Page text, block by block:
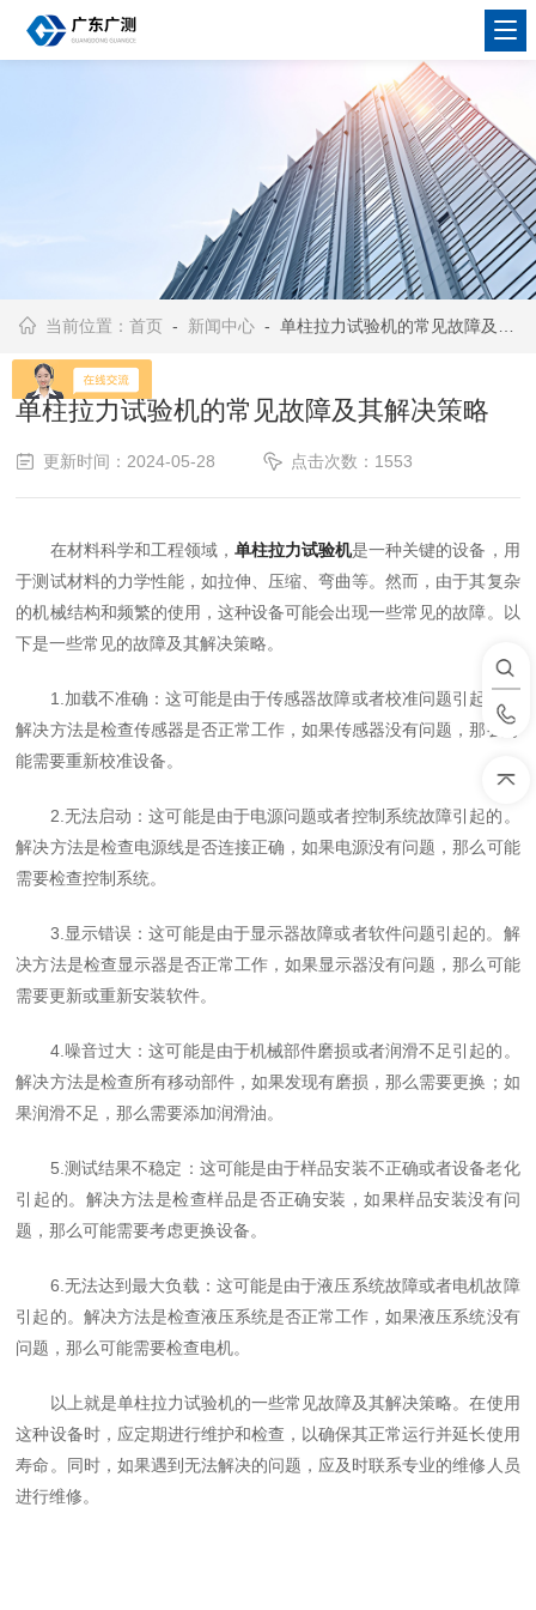
当前位置：首页 - 新闻中心 - 单柱拉力试验机的常见故障及其解决策略
单柱拉力试验机的常见故障及其解决策略
更新时间：2024-05-28 点击次数：1553
在材料科学和工程领域， 单柱拉力试验机是一种关键的设备，用
于测试材料的力学性能，如拉伸、压缩、弯曲等。然而，由于其复杂
的机械结构和频繁的使用，这种设备可能会出现一些常见的故障。以
下是一些常见的故障及其解决策略。
1.加载不准确：这可能是由于传感器故障或者校准问题引起的。
解决方法是检查传感器是否正常工作，如果传感器没有问题，那么可
能需要重新校准设备。
2.无法启动：这可能是由于电源问题或者控制系统故障引起的。
解决方法是检查电源线是否连接正确，如果电源没有问题，那么可能
需要检查控制系统。
3.显示错误：这可能是由于显示器故障或者软件问题引起的。解
决方法是检查显示器是否正常工作，如果显示器没有问题，那么可能
需要更新或重新安装软件。
4.噪音过大：这可能是由于机械部件磨损或者润滑不足引起的。
解决方法是检查所有移动部件，如果发现有磨损，那么需要更换；如
果润滑不足，那么需要添加润滑油。
5.测试结果不稳定：这可能是由于样品安装不正确或者设备老化
引起的。解决方法是检查样品是否正确安装，如果样品安装没有问
题，那么可能需要考虑更换设备。
6.无法达到最大负载：这可能是由于液压系统故障或者电机故障
引起的。解决方法是检查液压系统是否正常工作，如果液压系统没有
问题，那么可能需要检查电机。
以上就是单柱拉力试验机的一些常见故障及其解决策略。在使用
这种设备时，应定期进行维护和检查，以确保其正常运行并延长使用
寿命。同时，如果遇到无法解决的问题，应及时联系专业的维修人员
进行维修。